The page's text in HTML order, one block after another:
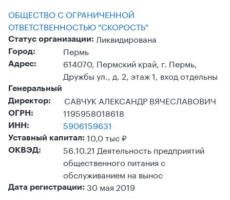
ОБЩЕСТВО С ОГРАНИЧЕННОЙ
ОТВЕТСТВЕННОСТЬЮ "СКОРОСТЬ"
Статус организации: Ликвидирована
Город: Пермь
Адрес:
614070, Пермский край, г. Пермь,
Дружбы ул., д. 2, этаж 1, вход отдельны
Генеральный
Директор:
САВЧУК АЛЕКСАНДР ВЯЧЕСЛАВОВИЧ
ОГРН: 1195958018618
ИНН: 5906159631
Уставный капитал: 10,0 тыс ₽
ОКВЭД:
56.10.21 Деятельность предприятий
общественного питания с
обслуживанием на вынос
Дата регистрации: 30 мая 2019